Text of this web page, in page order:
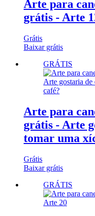
Arte para
grátis - Arte
Grátis
Baixar grátis
GRÁTIS
Arte para
grátis - Arte
tomar uma
Grátis
Baixar grátis
GRÁTIS